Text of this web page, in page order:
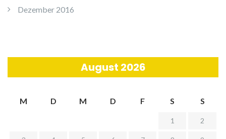
Dezember 2016
August 2026
M D M D F S S
1 2